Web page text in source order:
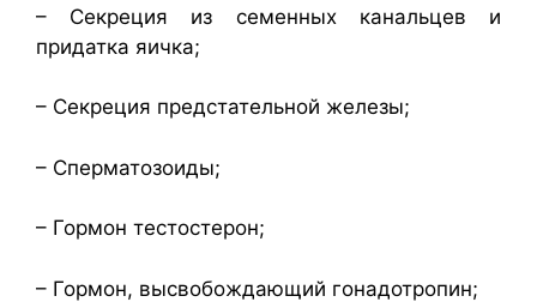
– Секреция из семенных канальцев и
придатка яичка;
– Секреция предстательной железы;
– Сперматозоиды;
– Гормон тестостерон;
– Гормон, высвобождающий гонадотропин;